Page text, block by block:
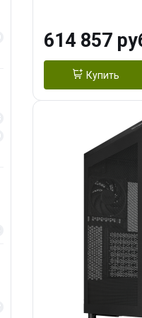
Turbo/ 1 ТБ
614 857
Купить